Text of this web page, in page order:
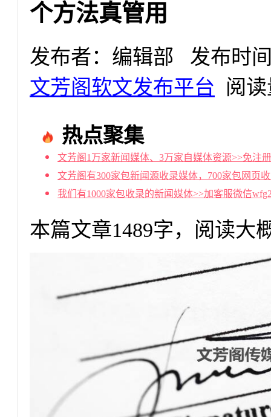
个方法真管用
发布者：编辑部 发布时间
文芳阁软文发布平台 阅读
热点聚集
文芳阁1万家新闻媒体、3万家自媒体资源>>免注
文芳阁有300家包新闻源收录媒体，700家包网页
我们有1000家包收录的新闻媒体>>加客服微信
本篇文章1489字，阅读大